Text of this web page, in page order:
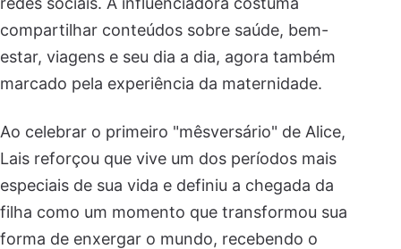
compartilhar conteúdos sobre saúde, bem-
estar, viagens e seu dia a dia, agora também
marcado pela experiência da maternidade.
Ao celebrar o primeiro "mêsversário" de Alice,
Lais reforçou que vive um dos períodos mais
especiais de sua vida e definiu a chegada da
filha como um momento que transformou sua
forma de enxergar o mundo, recebendo o